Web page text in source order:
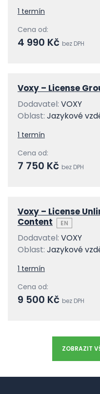
1 termín
Cena od:
4 990 Kč bez DPH
Voxy – License
Dodavatel: VOXY
Oblast: Jazykové
1 termín
Cena od:
7 750 Kč bez DPH
Voxy – License
Content
EN
Dodavatel: VOXY
Oblast: Jazykové
1 termín
Cena od:
9 500 Kč bez DPH
ZOBRAZIT